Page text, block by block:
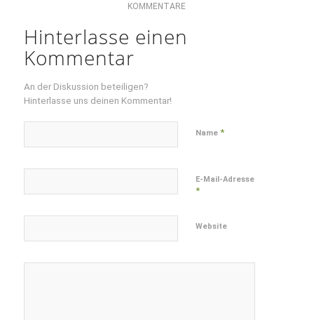
KOMMENTARE
Hinterlasse einen
Kommentar
An der Diskussion beteiligen?
Hinterlasse uns deinen Kommentar!
Name *
E-Mail-Adresse
*
Website